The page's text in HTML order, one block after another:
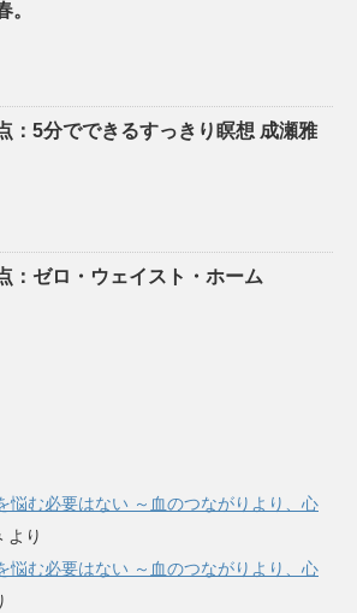
。
：5分でできるすっきり瞑想 成瀬雅
：ゼロ・ウェイスト・ホーム
悩む必要はない ～血のつながりより、心
より
悩む必要はない ～血のつながりより、心